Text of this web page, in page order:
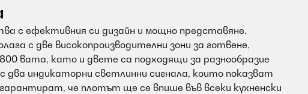
с ефективния си дизайн и мощно представяне.
с две високопроизводителни зони за готвене,
вата, като и двете са подходящи за разнообразие
индикаторни светлинни сигнала, които показват
че плотът ще се впише във всеки кухненски